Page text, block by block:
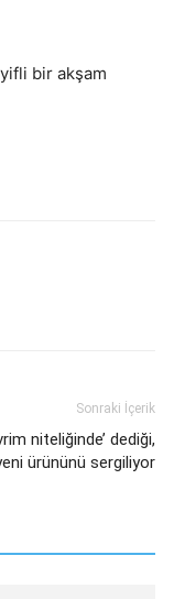
bir akşam
Sonraki İçerik
niteliğinde’ dediği,
ürününü sergiliyor